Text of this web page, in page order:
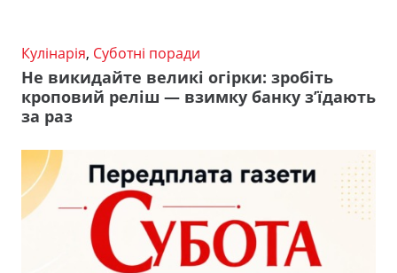
Кулінарія, Суботні поради
Не викидайте великі огірки: зробіть
кроповий реліш — взимку банку з’їдають
за раз